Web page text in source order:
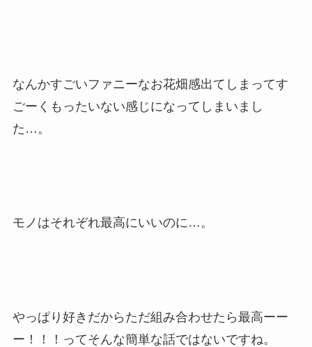
なんかすごいファニーなお花畑感出てしまってす
ごーくもったいない感じになってしまいまし
た…。
モノはそれぞれ最高にいいのに…。
やっぱり好きだからただ組み合わせたら最高ーー
ー！！！ってそんな簡単な話ではないですね。